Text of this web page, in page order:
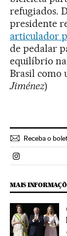
refugiados.
presidente
articulador
de pedalar
equilíbrio na
Brasil como
Jiménez)
Receba o
Politica El País
MAIS